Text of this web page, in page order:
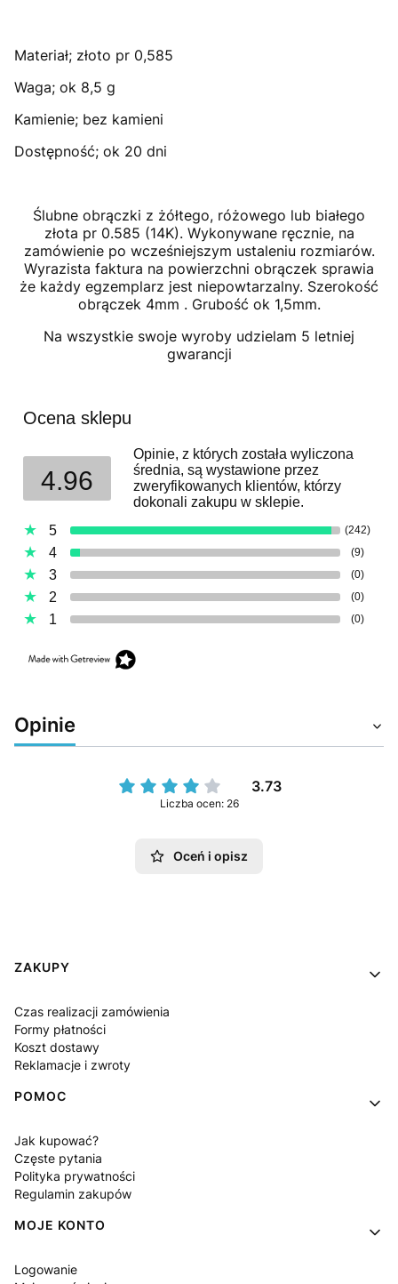
Materiał; złoto pr 0,585
Waga; ok 8,5 g
Kamienie; bez kamieni
Dostępność; ok 20 dni
Ślubne obrączki z żółtego, różowego lub białego
złota pr 0.585 (14K). Wykonywane ręcznie, na
zamówienie po wcześniejszym ustaleniu rozmiarów.
Wyrazista faktura na powierzchni obrączek sprawia
że każdy egzemplarz jest niepowtarzalny. Szerokość
obrączek 4mm . Grubość ok 1,5mm.
Na wszystkie swoje wyroby udzielam 5 letniej
gwarancji
Ocena sklepu
4.96
Opinie, z których została wyliczona
średnia, są wystawione przez
zweryfikowanych klientów, którzy
dokonali zakupu w sklepie.
5
(242)
4 (9)
3 (0)
2 (0)
1 (0)
Opinie
3.73
Liczba ocen: 26
Oceń i opisz
Linki w stopce
ZAKUPY
Czas realizacji zamówienia
Formy płatności
Koszt dostawy
Reklamacje i zwroty
POMOC
Jak kupować?
Częste pytania
Polityka prywatności
Regulamin zakupów
MOJE KONTO
Logowanie